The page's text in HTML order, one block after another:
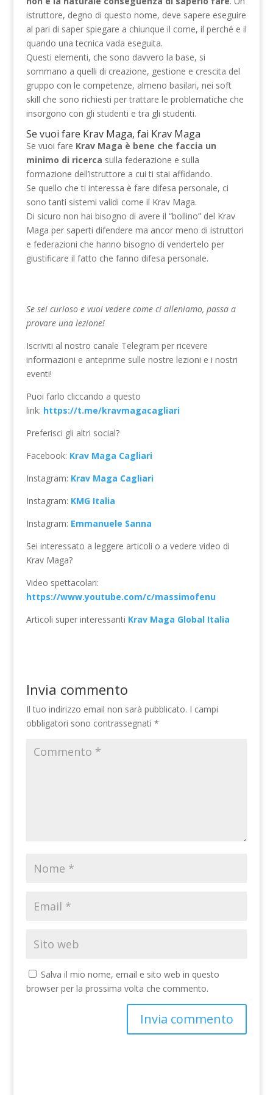
istruttore, degno di questo nome, deve sapere eseguire
al pari di saper spiegare a chiunque il come, il perché e il
quando una tecnica vada eseguita.
Questi elementi, che sono davvero la base, si
sommano a quelli di creazione, gestione e crescita del
gruppo con le competenze, almeno basilari, nei soft
skill che sono richiesti per trattare le problematiche che
insorgono con gli studenti e tra gli studenti.
Se vuoi fare Krav Maga, fai Krav Maga
Se vuoi fare Krav Maga è bene che faccia un
minimo di ricerca sulla federazione e sulla
formazione dell’istruttore a cui ti stai affidando.
Se quello che ti interessa è fare difesa personale, ci
sono tanti sistemi validi come il Krav Maga.
Di sicuro non hai bisogno di avere il “bollino” del Krav
Maga per saperti difendere ma ancor meno di istruttori
e federazioni che hanno bisogno di vendertelo per
giustificare il fatto che fanno difesa personale.
Se sei curioso e vuoi vedere come ci alleniamo, passa a
provare una lezione!
Iscriviti al nostro canale Telegram per ricevere
informazioni e anteprime sulle nostre lezioni e i nostri
eventi!
Puoi farlo cliccando a questo
link: https://t.me/kravmagacagliari
Preferisci gli altri social?
Facebook: Krav Maga Cagliari
Instagram: Krav Maga Cagliari
Instagram: KMG Italia
Instagram: Emmanuele Sanna
Sei interessato a leggere articoli o a vedere video di
Krav Maga?
Video spettacolari:
https://www.youtube.com/c/massimofenu
Articoli super interessanti Krav Maga Global Italia
Invia commento
Il tuo indirizzo email non sarà pubblicato. I campi
obbligatori sono contrassegnati *
Salva il mio nome, email e sito web in questo
browser per la prossima volta che commento.